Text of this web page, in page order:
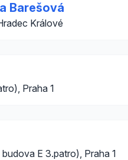
Barešová
Králové
Praha 1
E 3.patro), Praha 1